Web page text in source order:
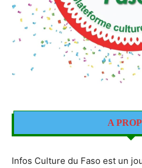
A
Infos Culture du Faso est un